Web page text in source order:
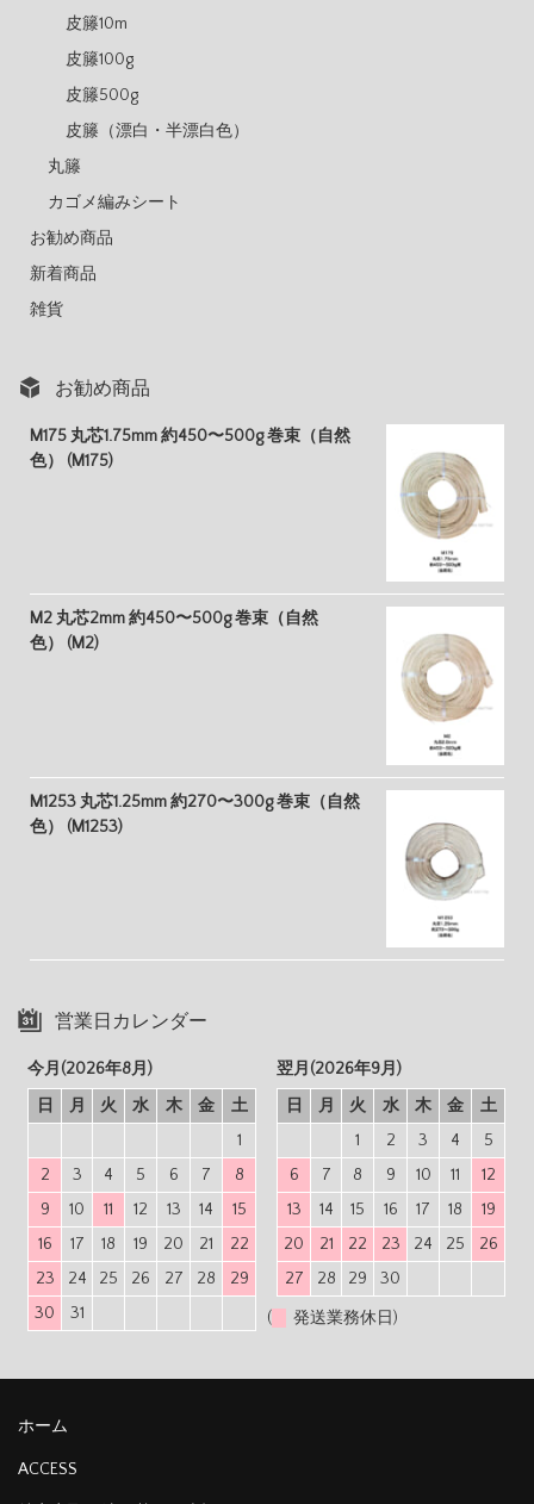
皮籐10m
皮籐100g
皮籐500g
皮籐（漂白・半漂白色）
丸籐
カゴメ編みシート
お勧め商品
新着商品
雑貨
お勧め商品
M175 丸芯1.75mm 約450〜500g 巻束（自然
色） (M175)
M2 丸芯2mm 約450〜500g 巻束（自然
色） (M2)
M1253 丸芯1.25mm 約270〜300g 巻束（自然
色） (M1253)
営業日カレンダー
今月(2026年8月)
日
月 火 水 木 金
土
1
2
3 4 5 6 7
8
9
10 11 12 13 14
15
16
17 18 19 20 21
22
23
24 25 26 27 28
29
30
31
翌月(2026年9月)
日
月 火 水 木 金
土
1
2 3 4
5
6
7 8 9 10 11
12
13
14 15 16 17 18
19
20
21 22 23 24 25
26
27
28 29 30
( 発送業務休日)
ホーム
ACCESS